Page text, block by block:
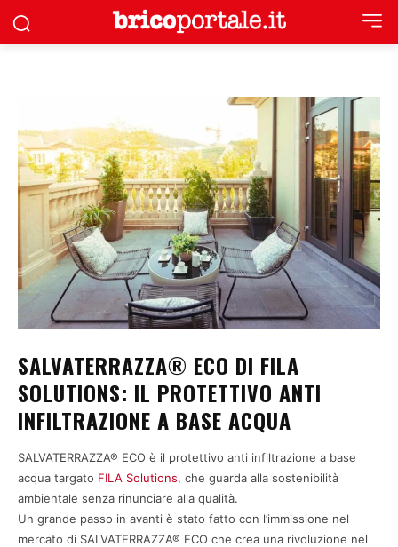
SALVATERRAZZA® ECO DI FILA
SOLUTIONS: IL PROTETTIVO ANTI
INFILTRAZIONE A BASE ACQUA
SALVATERRAZZA® ECO è il protettivo anti infiltrazione a base
acqua targato FILA Solutions, che guarda alla sostenibilità
ambientale senza rinunciare alla qualità.
Un grande passo in avanti è stato fatto con l’immissione nel
mercato di SALVATERRAZZA® ECO che crea una rivoluzione nel